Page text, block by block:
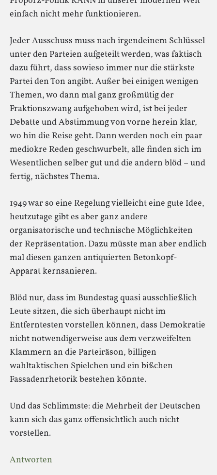
einfach nicht mehr funktionieren.
Jeder Ausschuss muss nach irgendeinem Schlüssel
unter den Parteien aufgeteilt werden, was faktisch
dazu führt, dass sowieso immer nur die stärkste
Partei den Ton angibt. Außer bei einigen wenigen
Themen, wo dann mal ganz großmütig der
Fraktionszwang aufgehoben wird, ist bei jeder
Debatte und Abstimmung von vorne herein klar,
wo hin die Reise geht. Dann werden noch ein paar
mediokre Reden geschwurbelt, alle finden sich im
Wesentlichen selber gut und die andern blöd – und
fertig, nächstes Thema.
1949 war so eine Regelung vielleicht eine gute Idee,
heutzutage gibt es aber ganz andere
organisatorische und technische Möglichkeiten
der Repräsentation. Dazu müsste man aber endlich
mal diesen ganzen antiquierten Betonkopf-
Apparat kernsanieren.
Blöd nur, dass im Bundestag quasi ausschließlich
Leute sitzen, die sich überhaupt nicht im
Entferntesten vorstellen können, dass Demokratie
nicht notwendigerweise aus dem verzweifelten
Klammern an die Parteiräson, billigen
wahltaktischen Spielchen und ein bißchen
Fassadenrhetorik bestehen könnte.
Und das Schlimmste: die Mehrheit der Deutschen
kann sich das ganz offensichtlich auch nicht
vorstellen.
Antworten